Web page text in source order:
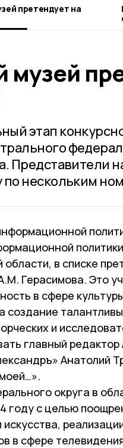
претендует на
этап
Представители
по нескольким
в списке
Герасимова. Это
в сфере
создание
и
главный
Анатолий
округа в
году с целью
в сфере